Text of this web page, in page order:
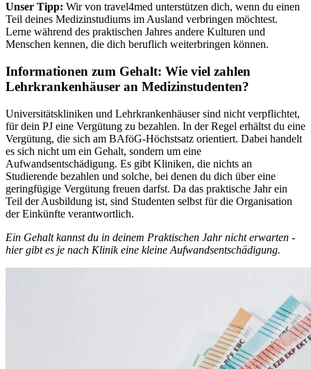
Unser Tipp: Wir von travel4med unterstützen dich, wenn du einen
Teil deines Medizinstudiums im Ausland verbringen möchtest.
Lerne während des praktischen Jahres andere Kulturen und
Menschen kennen, die dich beruflich weiterbringen können.
Informationen zum Gehalt: Wie viel zahlen
Lehrkrankenhäuser an Medizinstudenten?
Universitätskliniken und Lehrkrankenhäuser sind nicht verpflichtet,
für dein PJ eine Vergütung zu bezahlen. In der Regel erhältst du eine
Vergütung, die sich am BAföG-Höchstsatz orientiert. Dabei handelt
es sich nicht um ein Gehalt, sondern um eine
Aufwandsentschädigung. Es gibt Kliniken, die nichts an
Studierende bezahlen und solche, bei denen du dich über eine
geringfügige Vergütung freuen darfst. Da das praktische Jahr ein
Teil der Ausbildung ist, sind Studenten selbst für die Organisation
der Einkünfte verantwortlich.
Ein Gehalt kannst du in deinem Praktischen Jahr nicht erwarten -
hier gibt es je nach Klinik eine kleine Aufwandsentschädigung.